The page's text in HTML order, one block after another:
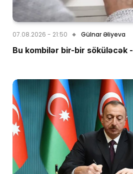
07.08.2026 - 21:50 Gülnar Əliyeva
Bu kombilər bir-bir söküləcək -